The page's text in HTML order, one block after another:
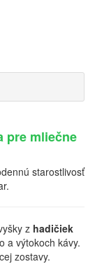
pre mliečne
starostlivosť
z hadičiek
a výtokoch kávy.
zostavy.